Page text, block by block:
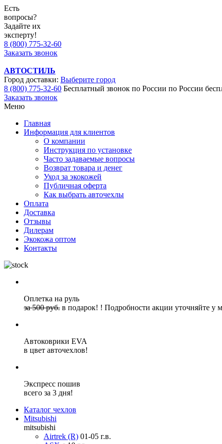
Есть
вопросы?
Задайте их
эксперту!
8 (800) 775-32-60
Заказать звонок
АВТОСТИЛЬ
Город доставки: Выберите город
8 (800) 775-32-60 Бесплатный звонок по России по России
Заказать звонок
Меню
Главная
Информация для клиентов
О компании
Инструкция по установке
Часто задаваемые вопросы
Возврат товара и денег
Уход за экокожей
Публичная оферта
Как выбрать авточехлы
Оплата
Доставка
Отзывы
Дилерам
Экокожа оптом
Контакты
Оплетка на руль
за 500 руб. в подарок! ! Подробности акции уточняйте у
Автоковрики EVA
в цвет авточехлов!
Экспресс пошив
всего за 3 дня!
Каталог чехлов
Mitsubishi
mitsubishi
Airtrek (R) 01-05 г.в.